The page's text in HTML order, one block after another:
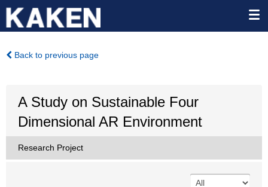
Back to previous page
A Study on Sustainable Four
Dimensional AR Environment
Research Project